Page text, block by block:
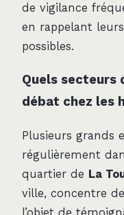
de vigilance
en rappelant
possibles.
Quels secteurs
débat chez les
Plusieurs grands
régulièrement
quartier de La
ville, concentre